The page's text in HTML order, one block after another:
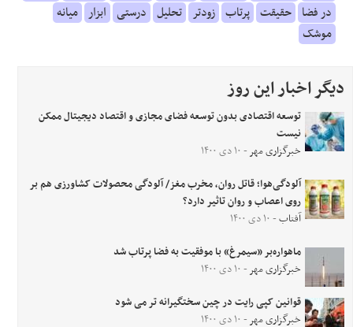
در فضا حقیقت پرتاب زودتر تحلیل درستی ابزار میانه
موشک
دیگر اخبار این روز
توسعه اقتصادی بدون توسعه فضای مجازی و اقتصاد دیجیتال ممکن
نیست
خبرگزاری مهر- ۱۰ دی ۱۴۰۰
آلودگی‌هوا؛ قاتل روان، مخرب مغز/ آلودگی محصولات کشاورزی هم بر
روی اعصاب و روان تاثیر دارد؟
آفتاب- ۱۰ دی ۱۴۰۰
ماهواره‌بر «سیمرغ» با موفقیت به فضا پرتاب شد
خبرگزاری مهر- ۱۰ دی ۱۴۰۰
قوانین کپی رایت در چین سختگیرانه تر می شود
خبرگزاری مهر- ۱۰ دی ۱۴۰۰